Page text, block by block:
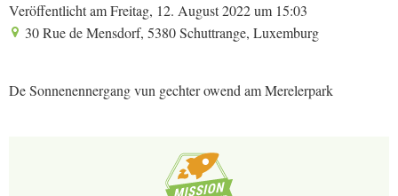
Veröffentlicht am Freitag, 12. August 2022 um 15:03
30 Rue de Mensdorf, 5380 Schuttrange, Luxemburg
De Sonnenennergang vun gechter owend am Merelerpark